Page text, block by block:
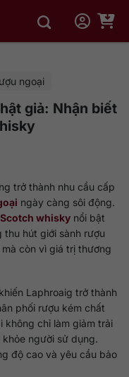
ngoại
giả: Nhận biết
trở thành nhu cầu cấp
ngày càng sôi động.
whisky nổi bật
thu hút giới sành rượu
còn vì giá trị thương
Laphroaig trở thành
phối rượu kém chất
không chỉ làm giảm trải
người sử dụng.
độ cao và yêu cầu bảo